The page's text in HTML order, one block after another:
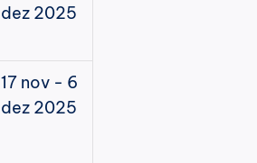
dez 2025
17 nov - 6
dez 2025